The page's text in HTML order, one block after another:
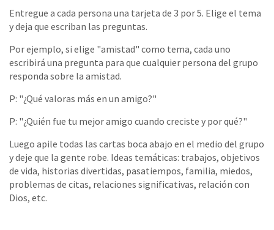
Entregue a cada persona una tarjeta de 3 por 5. Elige el tema
y deja que escriban las preguntas.
Por ejemplo, si elige "amistad" como tema, cada uno
escribirá una pregunta para que cualquier persona del grupo
responda sobre la amistad.
P: "¿Qué valoras más en un amigo?"
P: "¿Quién fue tu mejor amigo cuando creciste y por qué?"
Luego apile todas las cartas boca abajo en el medio del grupo
y deje que la gente robe. Ideas temáticas: trabajos, objetivos
de vida, historias divertidas, pasatiempos, familia, miedos,
problemas de citas, relaciones significativas, relación con
Dios, etc.